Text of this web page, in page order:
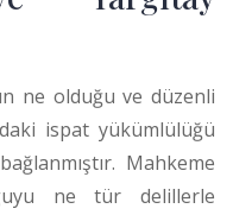
ne olduğu ve düzenli
ispat yükümlülüğü
Mahkeme
ne tür delillerle